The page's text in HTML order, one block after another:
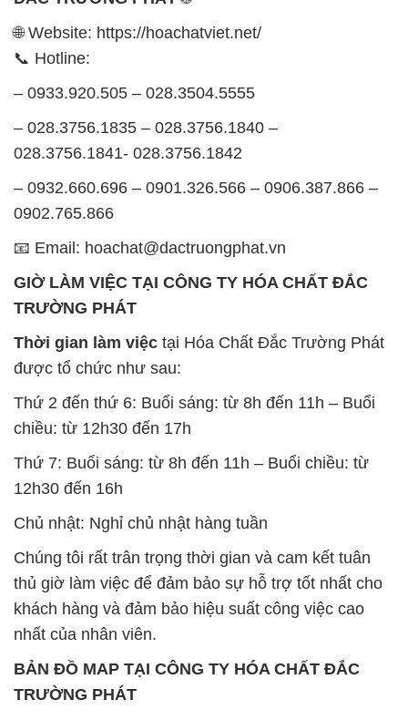
🌐 Website: https://hoachatviet.net/
📞 Hotline:
– 0933.920.505 – 028.3504.5555
– 028.3756.1835 – 028.3756.1840 –
028.3756.1841- 028.3756.1842
– 0932.660.696 – 0901.326.566 – 0906.387.866 –
0902.765.866
📧 Email: hoachat@dactruongphat.vn
GIỜ LÀM VIỆC TẠI CÔNG TY HÓA CHẤT ĐẮC
TRƯỜNG PHÁT
Thời gian làm việc tại Hóa Chất Đắc Trường Phát
được tổ chức như sau:
Thứ 2 đến thứ 6: Buổi sáng: từ 8h đến 11h – Buổi
chiều: từ 12h30 đến 17h
Thứ 7: Buổi sáng: từ 8h đến 11h – Buổi chiều: từ
12h30 đến 16h
Chủ nhật: Nghỉ chủ nhật hàng tuần
Chúng tôi rất trân trọng thời gian và cam kết tuân
thủ giờ làm việc để đảm bảo sự hỗ trợ tốt nhất cho
khách hàng và đảm bảo hiệu suất công việc cao
nhất của nhân viên.
BẢN ĐỒ MAP TẠI CÔNG TY HÓA CHẤT ĐẮC
TRƯỜNG PHÁT